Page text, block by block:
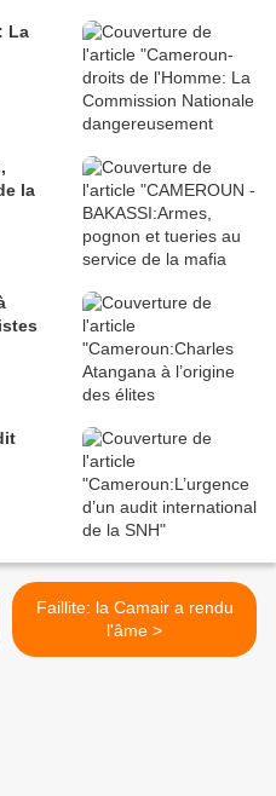
La
la
Faillite: la Camair a rendu
l'âme >